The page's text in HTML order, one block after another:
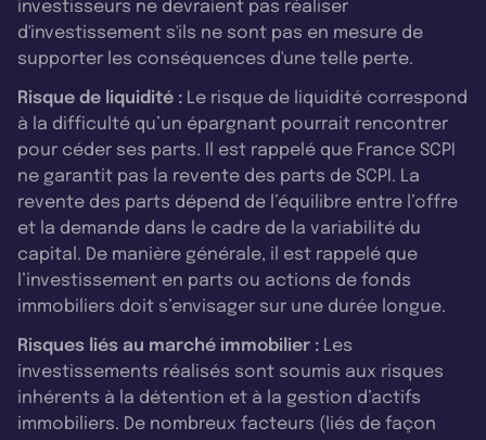
investisseurs ne devraient pas réaliser
d'investissement s'ils ne sont pas en mesure de
supporter les conséquences d'une telle perte.
Risque de liquidité : Le risque de liquidité correspond
à la difficulté qu’un épargnant pourrait rencontrer
pour céder ses parts. Il est rappelé que France SCPI
ne garantit pas la revente des parts de SCPI. La
revente des parts dépend de l’équilibre entre l’offre
et la demande dans le cadre de la variabilité du
capital. De manière générale, il est rappelé que
l’investissement en parts ou actions de fonds
immobiliers doit s’envisager sur une durée longue.
Risques liés au marché immobilier : Les
investissements réalisés sont soumis aux risques
inhérents à la détention et à la gestion d’actifs
immobiliers. De nombreux facteurs (liés de façon